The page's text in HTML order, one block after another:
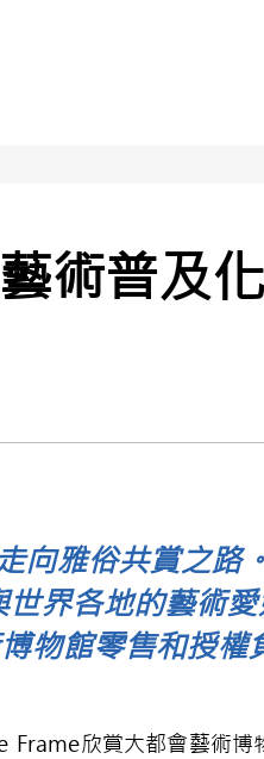
術普及
向雅俗共賞之路
界各地的藝術
博物館零售和授
Frame欣賞大都會藝術